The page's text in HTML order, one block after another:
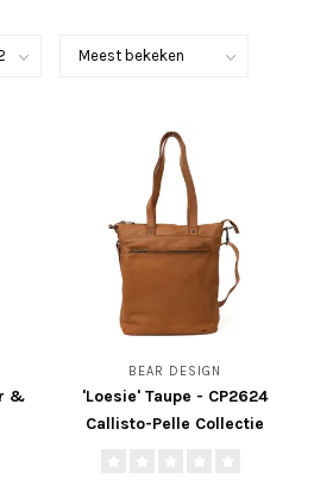
&
BEAR DESIGN
'Loesie' Taupe - CP2624
Callisto-Pelle Collectie